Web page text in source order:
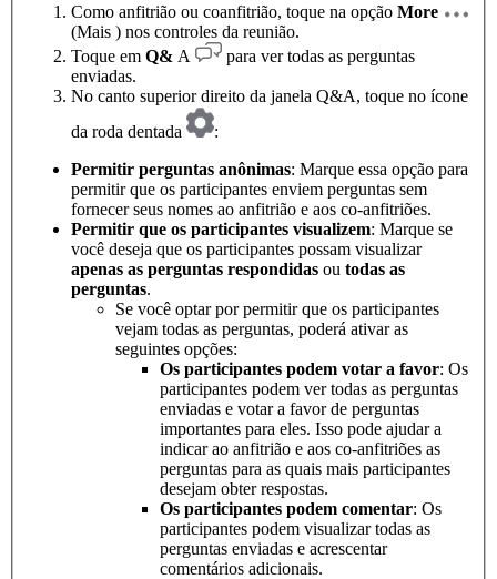
Como anfitrião ou coanfitrião, toque na opção More
(Mais ) nos controles da reunião.
Toque em Q& A
para ver todas as perguntas
enviadas.
No canto superior direito da janela Q&A, toque no ícone
da roda dentada
:
Permitir perguntas anônimas: Marque essa opção para
permitir que os participantes enviem perguntas sem
fornecer seus nomes ao anfitrião e aos co-anfitriões.
Permitir que os participantes visualizem: Marque se
você deseja que os participantes possam visualizar
apenas as perguntas respondidas ou todas as
perguntas.
Se você optar por permitir que os participantes
vejam todas as perguntas, poderá ativar as
seguintes opções:
Os participantes podem votar a favor: Os
participantes podem ver todas as perguntas
enviadas e votar a favor de perguntas
importantes para eles. Isso pode ajudar a
indicar ao anfitrião e aos co-anfitriões as
perguntas para as quais mais participantes
desejam obter respostas.
Os participantes podem comentar: Os
participantes podem visualizar todas as
perguntas enviadas e acrescentar
comentários adicionais.